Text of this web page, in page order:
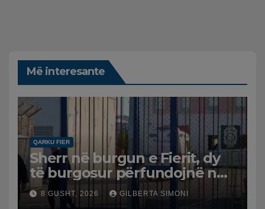
Më interesante
QARKU FIER
Sherr në burgun e Fierit, dy
të burgosur përfundojnë në
spital
8 GUSHT, 2026 GILBERTA SIMONI